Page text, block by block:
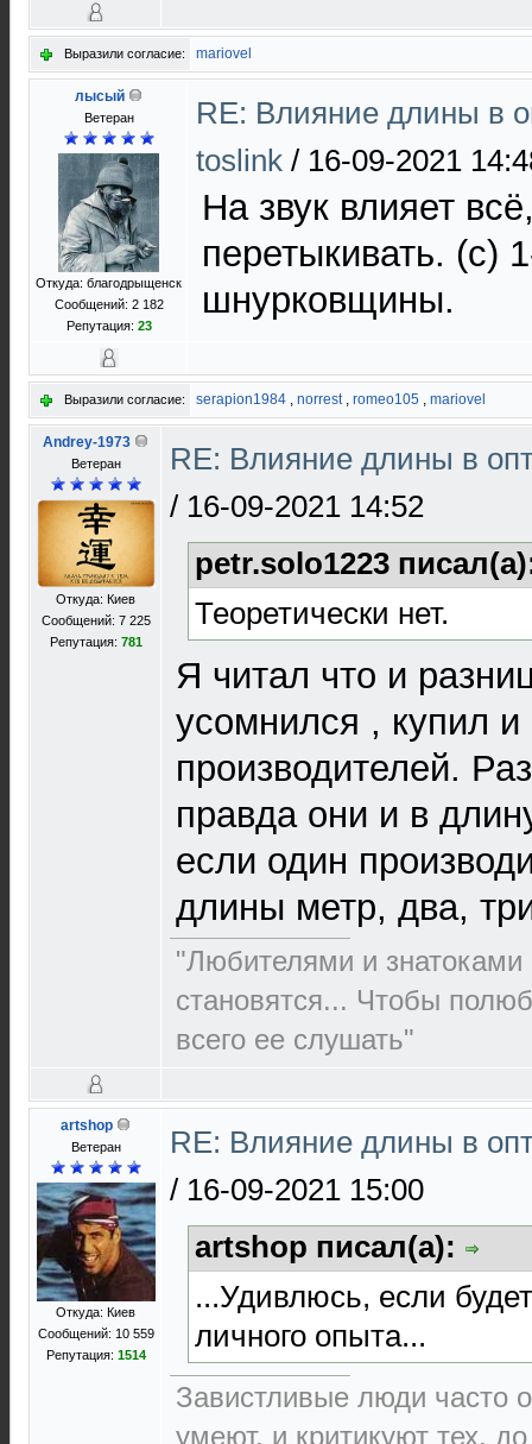
Выразили согласие: mariovel
лысый
Ветеран
Откуда: благодрыщенск
Сообщений: 2 182
Репутация: 23
RE: Влияние длины в
toslink / 16-09-2021
На звук влияет
перетыкивать. (с)
шнурковщины.
Выразили согласие: serapion1984 , norrest, romeo105 , mariovel
Andrey-1973
Ветеран
Откуда: Киев
Сообщений: 7 225
Репутация: 781
RE: Влияние длины в
/ 16-09-2021 14:52
petr.solo1223
Теоретически нет.
Я читал что и
усомнился , купил и
производителей.
правда они и в
если один
длины метр, два,
"Любителями и
становятся... Чтобы
всего ее слушать"
artshop
Ветеран
Откуда: Киев
Сообщений: 10 559
Репутация: 1514
RE: Влияние длины в
/ 16-09-2021 15:00
artshop писал(а):
...Удивлюсь, если
личного опыта...
Завистливые люди часто
умеют, и критикуют тех,